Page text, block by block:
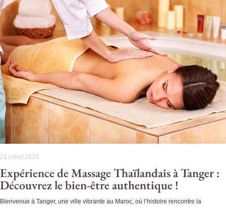
21 juillet 2023
Expérience de Massage Thaïlandais à Tanger :
Découvrez le bien-être authentique !
Bienvenue à Tanger, une ville vibrante au Maroc, où l’histoire rencontre la